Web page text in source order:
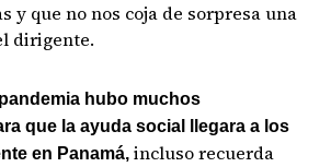
y que no nos coja de sorpresa una
dirigente.
hubo muchos
que la ayuda social llegara a los
en Panamá, incluso recuerda